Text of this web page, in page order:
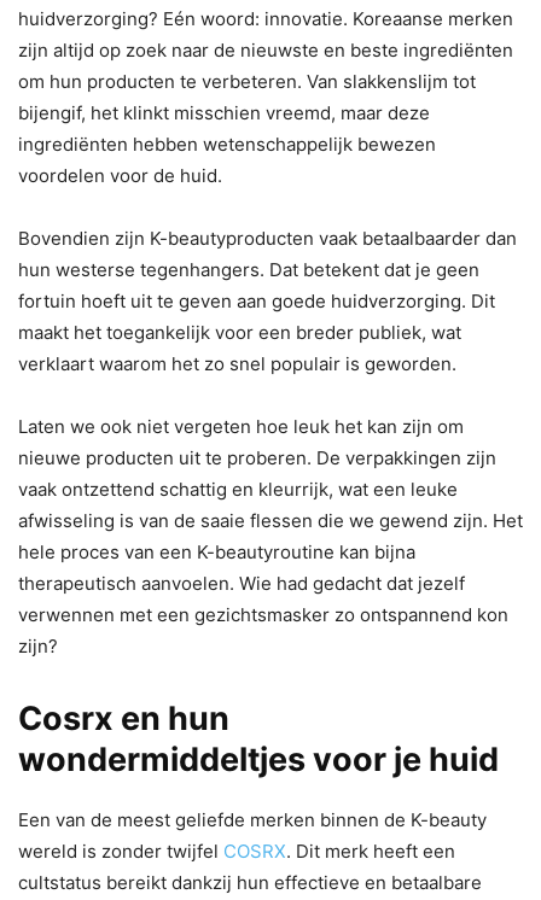
huidverzorging? Eén woord: innovatie. Koreaanse merken
zijn altijd op zoek naar de nieuwste en beste ingrediënten
om hun producten te verbeteren. Van slakkenslijm tot
bijengif, het klinkt misschien vreemd, maar deze
ingrediënten hebben wetenschappelijk bewezen
voordelen voor de huid.
Bovendien zijn K-beautyproducten vaak betaalbaarder dan
hun westerse tegenhangers. Dat betekent dat je geen
fortuin hoeft uit te geven aan goede huidverzorging. Dit
maakt het toegankelijk voor een breder publiek, wat
verklaart waarom het zo snel populair is geworden.
Laten we ook niet vergeten hoe leuk het kan zijn om
nieuwe producten uit te proberen. De verpakkingen zijn
vaak ontzettend schattig en kleurrijk, wat een leuke
afwisseling is van de saaie flessen die we gewend zijn. Het
hele proces van een K-beautyroutine kan bijna
therapeutisch aanvoelen. Wie had gedacht dat jezelf
verwennen met een gezichtsmasker zo ontspannend kon
zijn?
Cosrx en hun
wondermiddeltjes voor je huid
Een van de meest geliefde merken binnen de K-beauty
wereld is zonder twijfel COSRX. Dit merk heeft een
cultstatus bereikt dankzij hun effectieve en betaalbare